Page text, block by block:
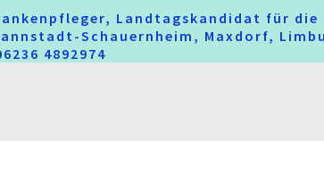
Landtagskandidat für die
Schauernheim, Maxdorf,
4892974